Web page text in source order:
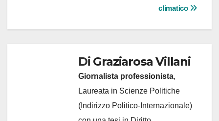
climatico
Di Graziarosa Villani
Giornalista professionista,
Laureata in Scienze Politiche
(Indirizzo Politico-Internazionale)